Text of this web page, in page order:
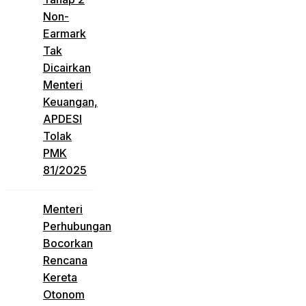
Non-
Earmark
Tak
Dicairkan
Menteri
Keuangan,
APDESI
Tolak
PMK
81/2025
Menteri
Perhubungan
Bocorkan
Rencana
Kereta
Otonom